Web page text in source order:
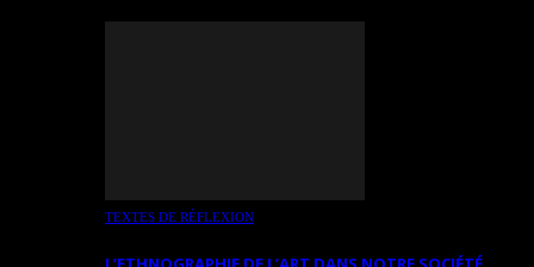
TEXTES DE RÉFLEXION